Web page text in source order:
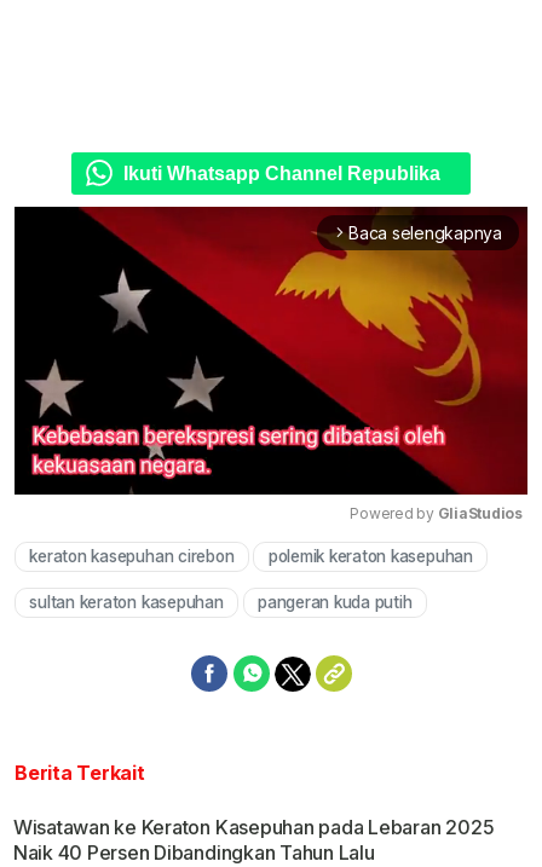
Ikuti Whatsapp Channel Republika
arrow_forward_ios Baca selengkapnya
Mute
Powered by GliaStudios
keraton kasepuhan cirebon polemik keraton kasepuhan
sultan keraton kasepuhan pangeran kuda putih
Berita Terkait
Wisatawan ke Keraton Kasepuhan pada Lebaran 2025
Naik 40 Persen Dibandingkan Tahun Lalu